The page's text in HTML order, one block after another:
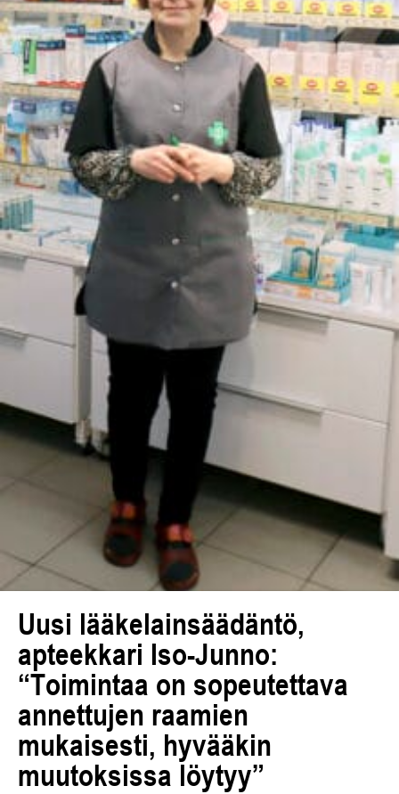
Uusi lääkelainsäädäntö,
apteekkari Iso-Junno:
“Toimintaa on sopeutettava
annettujen raamien
mukaisesti, hyvääkin
muutoksissa löytyy”